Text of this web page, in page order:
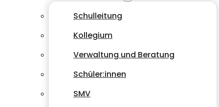
Schulleitung
Kollegium
Verwaltung und Beratung
Schüler:innen
SMV